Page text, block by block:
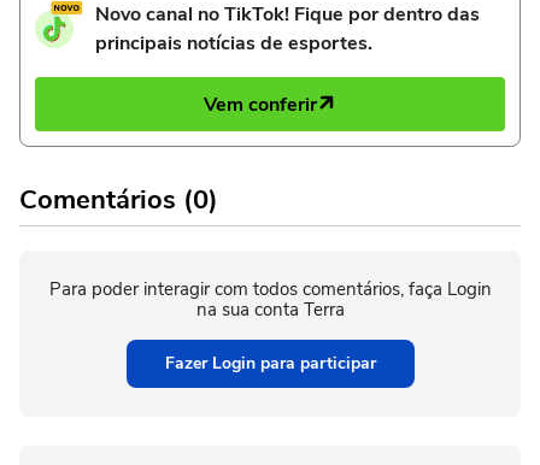
Novo canal no TikTok! Fique por dentro das
principais notícias de esportes.
Vem conferir
Comentários (0)
Para poder interagir com todos comentários, faça Login
na sua conta Terra
Fazer Login para participar